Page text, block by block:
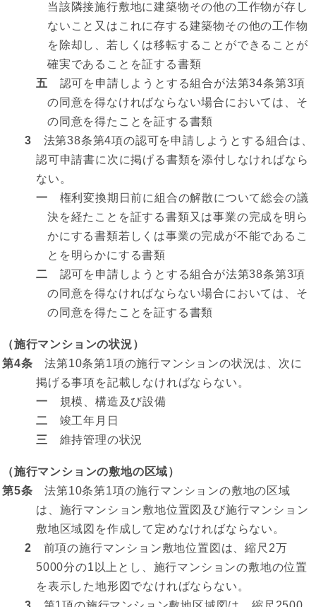
当該隣接施行敷地に建築物その他の工作物が存し
ないこと又はこれに存する建築物その他の工作物
を除却し、若しくは移転することができることが
確実であることを証する書類
五 認可を申請しようとする組合が法第34条第3項
の同意を得なければならない場合においては、そ
の同意を得たことを証する書類
3 法第38条第4項の認可を申請しようとする組合は、
認可申請書に次に掲げる書類を添付しなければなら
ない。
一 権利変換期日前に組合の解散について総会の議
決を経たことを証する書類又は事業の完成を明ら
かにする書類若しくは事業の完成が不能であるこ
とを明らかにする書類
二 認可を申請しようとする組合が法第38条第3項
の同意を得なければならない場合においては、そ
の同意を得たことを証する書類
（施行マンションの状況）
第4条 法第10条第1項の施行マンションの状況は、次に
掲げる事項を記載しなければならない。
一 規模、構造及び設備
二 竣工年月日
三
維持管理の状況
（施行マンションの敷地の区域）
第5条 法第10条第1項の施行マンションの敷地の区域
は、施行マンション敷地位置図及び施行マンション
敷地区域図を作成して定めなければならない。
2 前項の施行マンション敷地位置図は、縮尺2万
5000分の1以上とし、施行マンションの敷地の位置
を表示した地形図でなければならない。